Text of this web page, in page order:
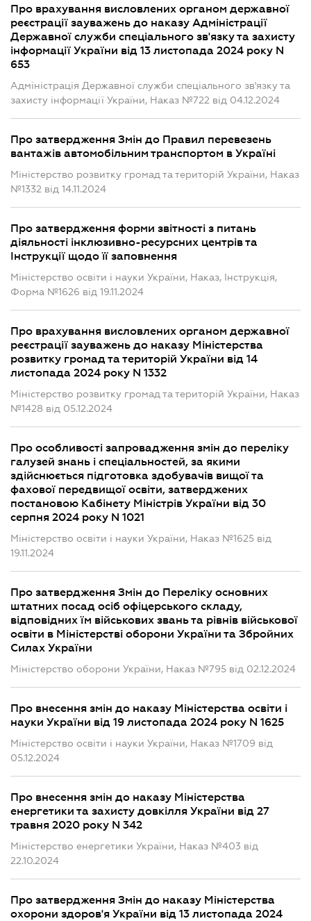
Про врахування висловлених органом державної
реєстрації зауважень до наказу Адміністрації
Державної служби спеціального зв'язку та захисту
інформації України від 13 листопада 2024 року N
653
Адміністрація Державної служби спеціального зв'язку та
захисту інформації України, Наказ №722 від 04.12.2024
Про затвердження Змін до Правил перевезень
вантажів автомобільним транспортом в Україні
Міністерство розвитку громад та територій України, Наказ
№1332 від 14.11.2024
Про затвердження форми звітності з питань
діяльності інклюзивно-ресурсних центрів та
Інструкції щодо її заповнення
Міністерство освіти і науки України, Наказ, Інструкція,
Форма №1626 від 19.11.2024
Про врахування висловлених органом державної
реєстрації зауважень до наказу Міністерства
розвитку громад та територій України від 14
листопада 2024 року N 1332
Міністерство розвитку громад та територій України, Наказ
№1428 від 05.12.2024
Про особливості запровадження змін до переліку
галузей знань і спеціальностей, за якими
здійснюється підготовка здобувачів вищої та
фахової передвищої освіти, затверджених
постановою Кабінету Міністрів України від 30
серпня 2024 року N 1021
Міністерство освіти і науки України, Наказ №1625 від
19.11.2024
Про затвердження Змін до Переліку основних
штатних посад осіб офіцерського складу,
відповідних їм військових звань та рівнів військової
освіти в Міністерстві оборони України та Збройних
Силах України
Міністерство оборони України, Наказ №795 від 02.12.2024
Про внесення змін до наказу Міністерства освіти і
науки України від 19 листопада 2024 року N 1625
Міністерство освіти і науки України, Наказ №1709 від
05.12.2024
Про внесення змін до наказу Міністерства
енергетики та захисту довкілля України від 27
травня 2020 року N 342
Міністерство енергетики України, Наказ №403 від
22.10.2024
Про затвердження Змін до наказу Міністерства
охорони здоров'я України від 13 листопада 2024